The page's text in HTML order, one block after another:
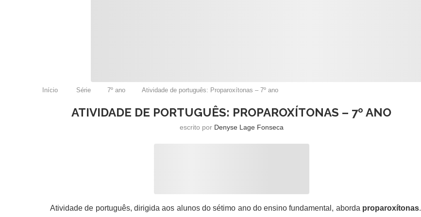
Início Série 7º ano Atividade de português: Proparoxítonas – 7º ano
ATIVIDADE DE PORTUGUÊS: PROPAROXÍTONAS – 7º ANO
escrito por Denyse Lage Fonseca
Atividade de português, dirigida aos alunos do sétimo ano do ensino fundamental, aborda proparoxítonas.